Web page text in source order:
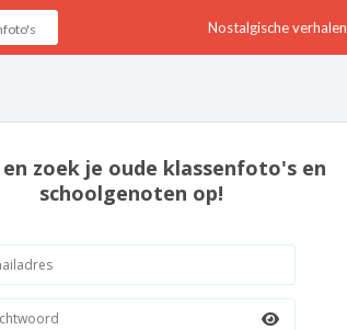
Nostalgische verhalen
zoek je oude klassenfoto's en
schoolgenoten op!